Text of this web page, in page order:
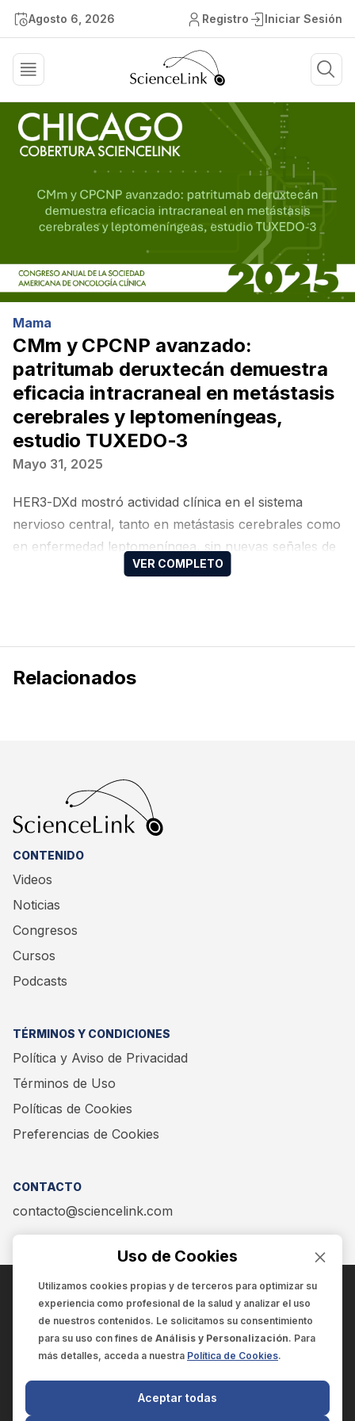
Agosto 6, 2026 Registro Iniciar Sesión
Mama
CMm y CPCNP avanzado:
patritumab deruxtecán demuestra
eficacia intracraneal en metástasis
cerebrales y leptomeníngeas,
estudio TUXEDO-3
Mayo 31, 2025
HER3-DXd mostró actividad clínica en el sistema
nervioso central, tanto en metástasis cerebrales como
en enfermedad leptomeníngea, sin nuevas señales de
Relacionados
CONTENIDO
Videos
Noticias
Congresos
Cursos
Podcasts
TÉRMINOS Y CONDICIONES
Política y Aviso de Privacidad
Términos de Uso
Políticas de Cookies
Preferencias de Cookies
CONTACTO
contacto@sciencelink.com
ENCUÉNTRANOS EN:
SCIENCELINK
Uso de Cookies
Utilizamos cookies propias y de terceros para optimizar su
experiencia como profesional de la salud y analizar el uso
de nuestros contenidos. Le solicitamos su consentimiento
para su uso con fines de Análisis y Personalización. Para
más detalles, acceda a nuestra Política de Cookies.
Aceptar todas